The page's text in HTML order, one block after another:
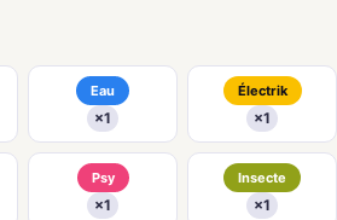
Eau
×1
Électrik
×1
Psy
×1
Insecte
×1